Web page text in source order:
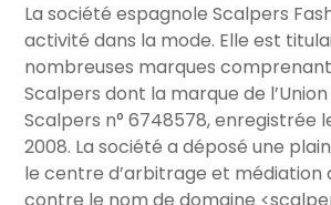
La société espagnole Scalpers
activité dans la mode. Elle est
nombreuses marques
Scalpers dont la marque de
Scalpers n° 6748578, enregistrée
2008. La société a déposé une
le centre d’arbitrage et médiation